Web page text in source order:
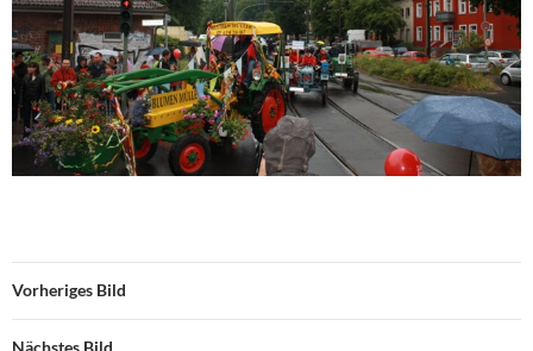
Vorheriges Bild
Nächstes Bild